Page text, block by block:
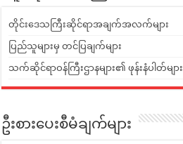
တိုင်းဒေသကြီးဆိုင်ရာအချက်အလက်များ
ပြည်သူများမှ တင်ပြချက်များ
သက်ဆိုင်ရာဝန်ကြီးဌာနများ၏ ဖုန်းနံပါတ်များ
ဦးစားပေးစီမံချက်များ